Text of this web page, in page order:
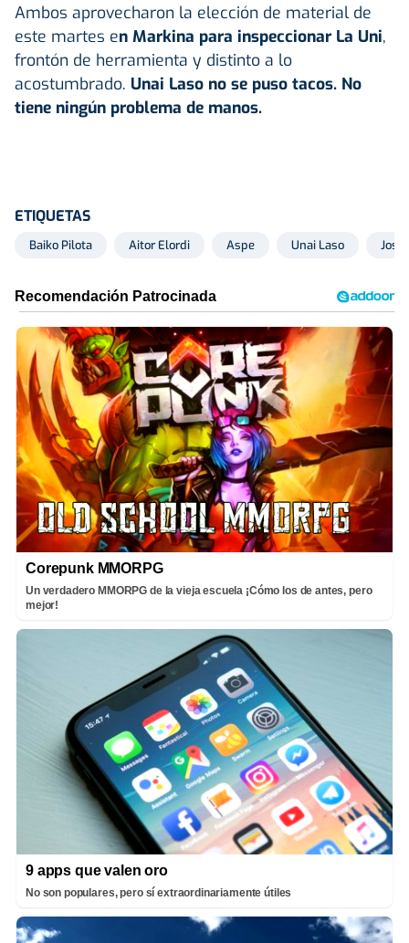
Ambos aprovecharon la elección de material de
este martes en Markina para inspeccionar La Uni,
frontón de herramienta y distinto a lo
acostumbrado. Unai Laso no se puso tacos. No
tiene ningún problema de manos.
ETIQUETAS
Baiko Pilota Aitor Elordi Aspe Unai Laso José
Corepunk MMORPG
Un verdadero MMORPG de la vieja escuela ¡Cómo los de antes, pero
mejor!
9 apps que valen oro
No son populares, pero sí extraordinariamente útiles